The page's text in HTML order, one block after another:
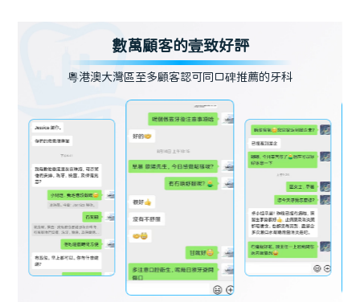
數萬顧客的壹致好評
粵港澳大灣區至多顧客認可同口碑推薦的牙科